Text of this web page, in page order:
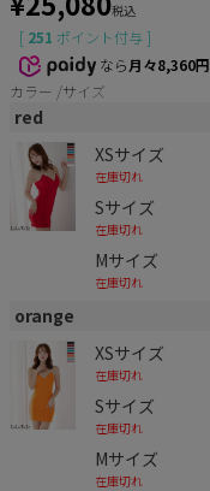
税込
[ 251 ポイント付与 ]
なら月々8,360円
カラー
サイズ
red
XSサイズ
在庫切れ
Sサイズ
在庫切れ
Mサイズ
在庫切れ
orange
XSサイズ
在庫切れ
Sサイズ
在庫切れ
Mサイズ
在庫切れ